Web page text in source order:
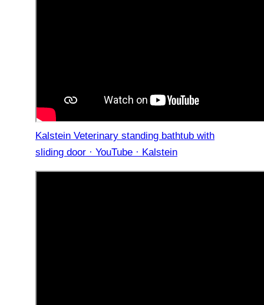
Kalstein Veterinary standing bathtub with
sliding door · YouTube · Kalstein